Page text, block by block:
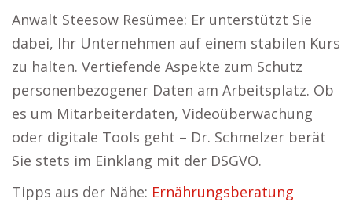
Anwalt Steesow Resümee: Er unterstützt Sie
dabei, Ihr Unternehmen auf einem stabilen Kurs
zu halten. Vertiefende Aspekte zum Schutz
personenbezogener Daten am Arbeitsplatz. Ob
es um Mitarbeiterdaten, Videoüberwachung
oder digitale Tools geht – Dr. Schmelzer berät
Sie stets im Einklang mit der DSGVO.
Tipps aus der Nähe: Ernährungsberatung